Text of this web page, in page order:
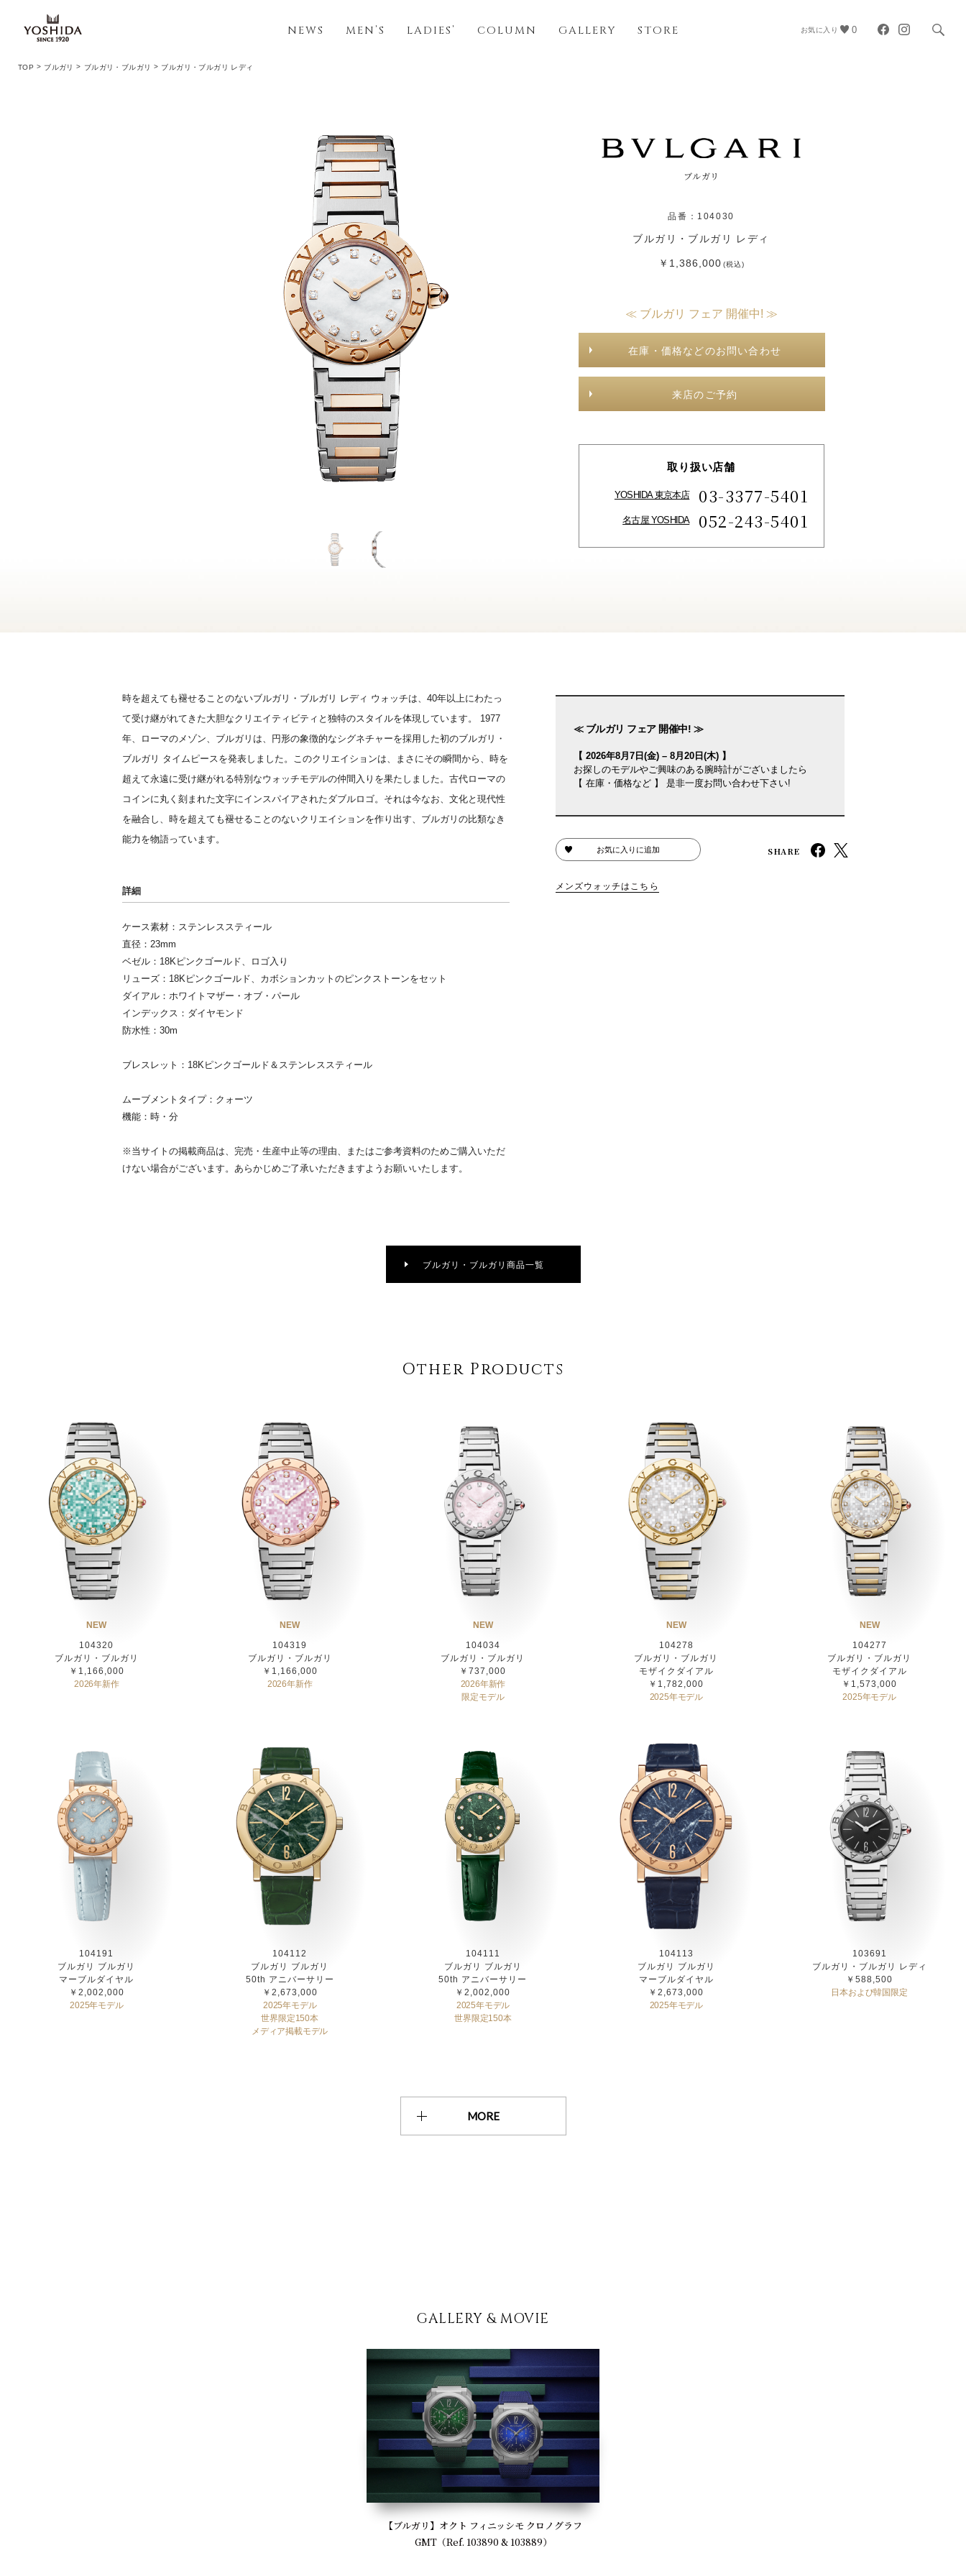
NEWS MEN’S LADIES’ COLUMN GALLERY STORE お気に入り 0
ブルガリ
品番：104030
ブルガリ・ブルガリ レディ
￥1,386,000(税込)
≪ ブルガリ フェア 開催中! ≫
在庫・価格などのお問い合わせ
来店のご予約
取り扱い店舗
YOSHIDA 東京本店 03-3377-5401
名古屋 YOSHIDA 052-243-5401
TOP ブルガリ ブルガリ・ブルガリ ブルガリ・ブルガリ レディ
時を超えても褪せることのないブルガリ・ブルガリ レディ ウォッチは、40年以上にわたっ
て受け継がれてきた大胆なクリエイティビティと独特のスタイルを体現しています。 1977
年、ローマのメゾン、ブルガリは、円形の象徴的なシグネチャーを採用した初のブルガリ・
ブルガリ タイムピースを発表しました。このクリエイションは、まさにその瞬間から、時を
超えて永遠に受け継がれる特別なウォッチモデルの仲間入りを果たしました。古代ローマの
コインに丸く刻まれた文字にインスパイアされたダブルロゴ。それは今なお、文化と現代性
を融合し、時を超えても褪せることのないクリエイションを作り出す、ブルガリの比類なき
能力を物語っています。
詳細
ケース素材：ステンレススティール
直径：23mm
ベゼル：18Kピンクゴールド、ロゴ入り
リューズ：18Kピンクゴールド、カボションカットのピンクストーンをセット
ダイアル：ホワイトマザー・オブ・パール
インデックス：ダイヤモンド
防水性：30m
ブレスレット：18Kピンクゴールド＆ステンレススティール
ムーブメントタイプ：クォーツ
機能：時・分
※当サイトの掲載商品は、完売・生産中止等の理由、またはご参考資料のためご購入いただ
けない場合がございます。あらかじめご了承いただきますようお願いいたします。
≪ ブルガリ フェア 開催中! ≫
【 2026年8月7日(金) – 8月20日(木) 】
お探しのモデルやご興味のある腕時計がございましたら
【 在庫・価格など 】 是非一度お問い合わせ下さい!
お気に入りに追加 SHARE
メンズウォッチはこちら
ブルガリ・ブルガリ商品一覧
Other Products
NEW
104320
ブルガリ・ブルガリ
￥1,166,000
2026年新作
NEW
104319
ブルガリ・ブルガリ
￥1,166,000
2026年新作
NEW
104034
ブルガリ・ブルガリ
￥737,000
2026年新作
限定モデル
NEW
104278
ブルガリ・ブルガリ
モザイクダイアル
￥1,782,000
2025年モデル
NEW
104277
ブルガリ・ブルガリ
モザイクダイアル
￥1,573,000
2025年モデル
104191
ブルガリ ブルガリ
マーブルダイヤル
￥2,002,000
2025年モデル
104112
ブルガリ ブルガリ
50th アニバーサリー
￥2,673,000
2025年モデル
世界限定150本
メディア掲載モデル
104111
ブルガリ ブルガリ
50th アニバーサリー
￥2,002,000
2025年モデル
世界限定150本
104113
ブルガリ ブルガリ
マーブルダイヤル
￥2,673,000
2025年モデル
103691
ブルガリ・ブルガリ レディ
￥588,500
日本および韓国限定
MORE
GALLERY & MOVIE
【ブルガリ】オクト フィニッシモ クロノグラフ
GMT（Ref. 103890 & 103889）